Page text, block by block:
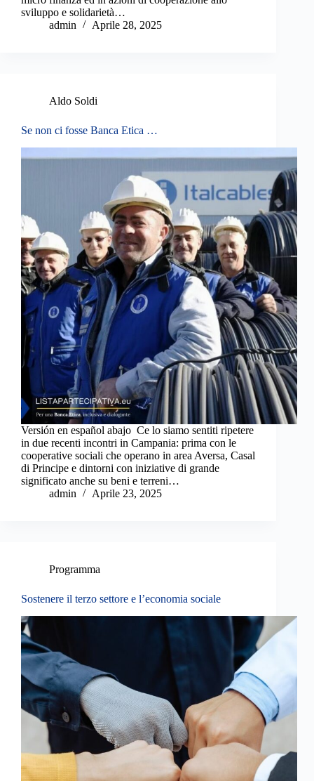
sviluppo e solidarietà…
admin
Aprile 28, 2025
Aldo Soldi
Se non ci fosse Banca Etica …
Versión en español abajo Ce lo siamo sentiti ripetere
in due recenti incontri in Campania: prima con le
cooperative sociali che operano in area Aversa, Casal
di Principe e dintorni con iniziative di grande
significato anche su beni e terreni…
admin
Aprile 23, 2025
Programma
Sostenere il terzo settore e l’economia sociale